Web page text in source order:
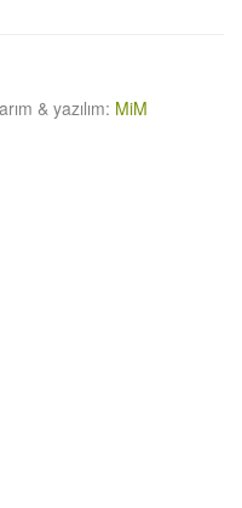
& yazılım: MiM